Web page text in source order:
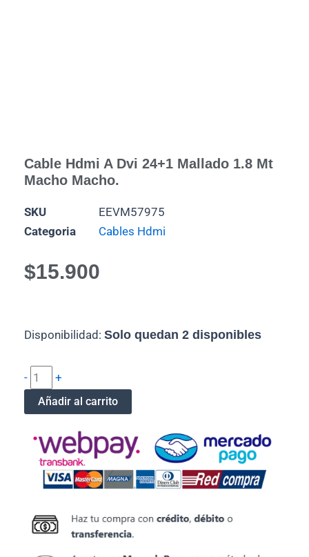
Cable Hdmi A Dvi 24+1 Mallado 1.8 Mt
Macho Macho.
SKU
EEVM57975
Categoria
Cables Hdmi
$15.900
Disponibilidad: Solo quedan 2 disponibles
-
Cable
Hdmi
Dvi
24+1
Mallado
1.8
Macho
Macho.
cantidad
+
Añadir al carrito